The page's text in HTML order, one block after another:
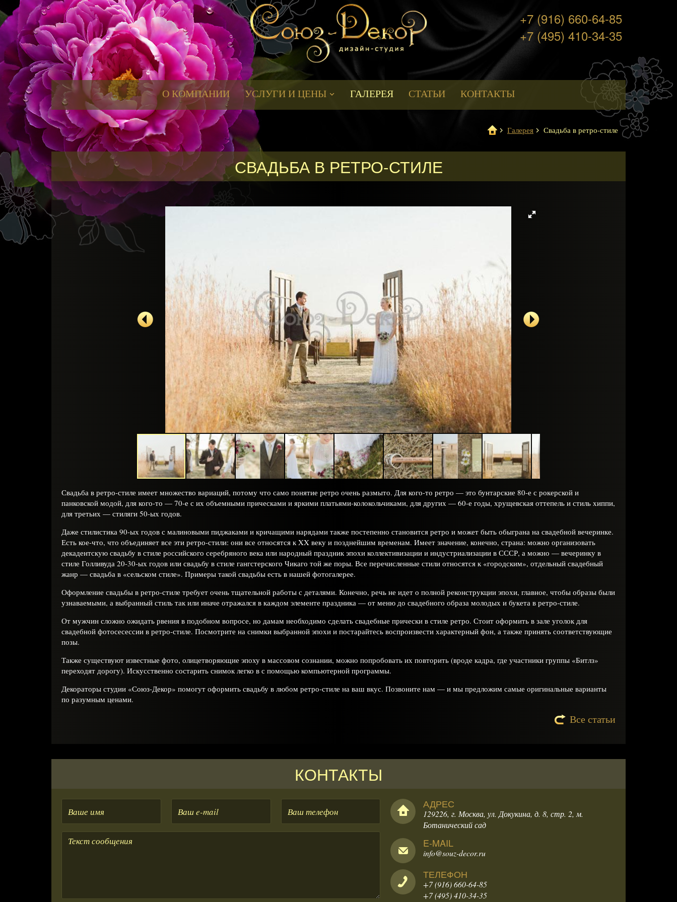
+7 (916) 660-64-85
+7 (495) 410-34-35
О КОМПАНИИ УСЛУГИ И ЦЕНЫ ГАЛЕРЕЯ СТАТЬИ КОНТАКТЫ
Галерея Свадьба в ретро-стиле
СВАДЬБА В РЕТРО-СТИЛЕ
Свадьба в ретро-стиле имеет множество вариаций, потому что само понятие ретро очень размыто. Для кого-то ретро — это бунтарские 80-е с рокерской и
панковской модой, для кого-то — 70-е с их объемными прическами и яркими платьями-колокольчиками, для других — 60-е годы, хрущевская оттепель и стиль хиппи,
для третьих — стиляги 50-ых годов.
Даже стилистика 90-ых годов с малиновыми пиджаками и кричащими нарядами также постепенно становится ретро и может быть обыграна на свадебной вечеринке.
Есть кое-что, что объединяет все эти ретро-стили: они все относятся к XX веку и позднейшим временам. Имеет значение, конечно, страна: можно организовать
декадентскую свадьбу в стиле российского серебряного века или народный праздник эпохи коллективизации и индустриализации в СССР, а можно — вечеринку в
стиле Голливуда 20-30-ых годов или свадьбу в стиле гангстерского Чикаго той же поры. Все перечисленные стили относятся к «городским», отдельный свадебный
жанр — свадьба в «сельском стиле». Примеры такой свадьбы есть в нашей фотогалерее.
Оформление свадьбы в ретро-стиле требует очень тщательной работы с деталями. Конечно, речь не идет о полной реконструкции эпохи, главное, чтобы образы были
узнаваемыми, а выбранный стиль так или иначе отражался в каждом элементе праздника — от меню до свадебного образа молодых и букета в ретро-стиле.
От мужчин сложно ожидать рвения в подобном вопросе, но дамам необходимо сделать свадебные прически в стиле ретро. Стоит оформить в зале уголок для
свадебной фотосесессии в ретро-стиле. Посмотрите на снимки выбранной эпохи и постарайтесь воспроизвести характерный фон, а также принять соответствующие
позы.
Также существуют известные фото, олицетворяющие эпоху в массовом сознании, можно попробовать их повторить (вроде кадра, где участники группы «Битлз»
переходят дорогу). Искусственно состарить снимок легко в с помощью компьютерной программы.
Декораторы студии «Союз-Декор» помогут оформить свадьбу в любом ретро-стиле на ваш вкус. Позвоните нам — и мы предложим самые оригинальные варианты
по разумным ценами.
Все статьи
КОНТАКТЫ
имя
mail
телефон
АДРЕС
129226, г. Москва, ул. Докукина, д. 8, стр. 2, м.
Ботанический сад
E-MAIL
info@souz-decor.ru
ТЕЛЕФОН
+7 (916) 660-64-85
+7 (495) 410-34-35